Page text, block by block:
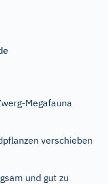
Megafauna
verschieben
und gut zu